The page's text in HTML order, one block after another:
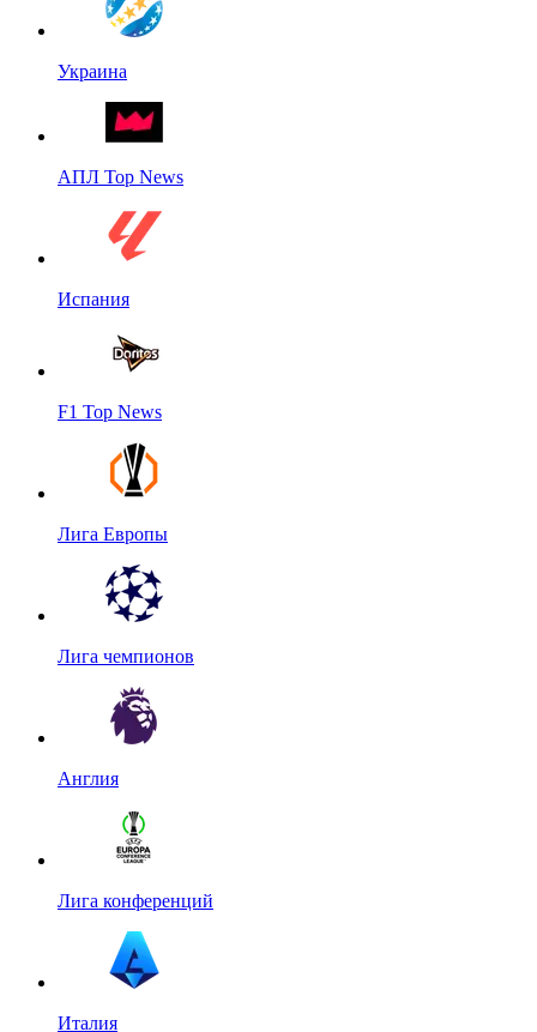
Украина
АПЛ Top News
Испания
F1 Top News
Лига Европы
Лига чемпионов
Англия
Лига конференций
Италия